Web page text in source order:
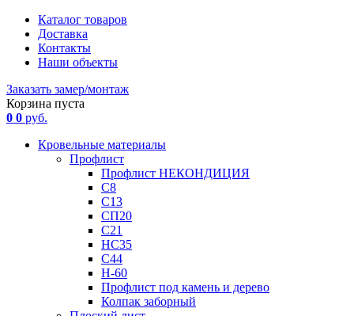
Каталог товаров
Доставка
Контакты
Наши объекты
Заказать замер/монтаж
Корзина пуста
0 0 руб.
Кровельные материалы
Профлист
Профлист НЕКОНДИЦИЯ
С8
С13
СП20
С21
НС35
С44
Н-60
Профлист под камень и дерево
Колпак заборный